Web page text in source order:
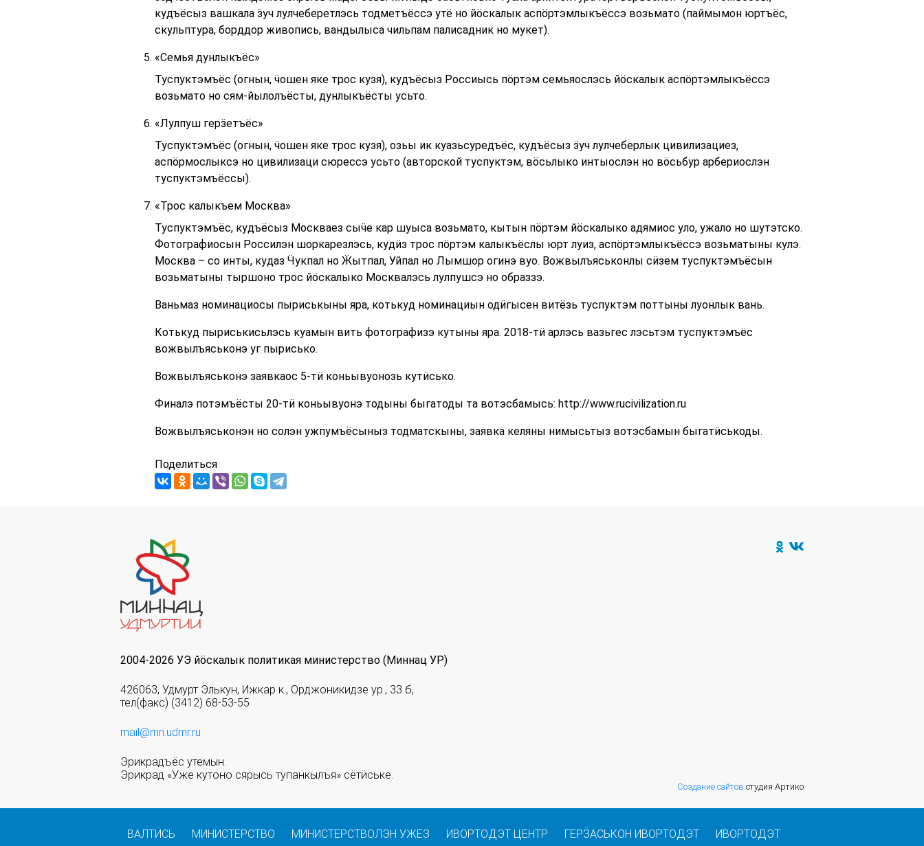
кудъёсыз вашкала ӟуч лулчеберетлэсь тодметъёссэ утё но йӧскалык аспӧртэмлыкъёссэ возьмато (паймымон юртъёс,
скульптура, борддор живопись, вандылыса чильпам палисадник но мукет).
«Семья дунлыкъёс»
Туспуктэмъёс (огнын, ӵошен яке трос кузя), кудъёсыз Россиысь пӧртэм семьяослэсь йӧскалык аспӧртэмлыкъёссэ
возьмато но сям-йылолъёсты, дунлыкъёсты усьто.
«Лулпуш герӟетъёс»
Туспуктэмъёс (огнын, ӵошен яке трос кузя), озьы ик куазьсуредъёс, кудъёсыз ӟуч лулчеберлык цивилизациез,
аспӧрмослыксэ но цивилизаци сюрессэ усьто (авторской туспуктэм, вӧсьлыко интыослэн но вӧсьбур арбериослэн
туспуктэмъёссы).
«Трос калыкъем Москва»
Туспуктэмъёс, кудъёсыз Москваез сыӵе кар шуыса возьмато, кытын пӧртэм йӧскалыко адямиос уло, ужало но шутэтско.
Фотографиосын Россилэн шоркарезлэсь, кудӥз трос пӧртэм калыкъёслы юрт луиз, аспӧртэмлыкъёссэ возьматыны кулэ.
Москва – со инты, кудаз Ӵукпал но Ӝытпал, Уйпал но Лымшор огинэ вуо. Вожвылъяськонлы сӥзем туспуктэмъёсын
возьматыны тыршоно трос йӧскалыко Москвалэсь лулпушсэ но образзэ.
Ваньмаз номинациосы пыриськыны яра, котькуд номинациын одӥгысен витёзь туспуктэм поттыны луонлык вань.
Котькуд пыриськисьлэсь куамын вить фотографизэ кутыны яра. 2018-тӥ арлэсь вазьгес лэсьтэм туспуктэмъёс
вожвылъяськонэ уг пырисько.
Вожвылъяськонэ заявкаос 5-тӥ коньывуонозь кутӥсько.
Финалэ потэмъёсты 20-тӥ коньывуонэ тодыны быгатоды та вотэсбамысь: http://www.rucivilization.ru
Вожвылъяськонэн но солэн ужпумъёсыныз тодматскыны, заявка келяны нимысьтыз вотэсбамын быгатӥськоды.
Поделиться
2004-2026 УЭ йöскалык политикая министерство (Миннац УР)
426063, Удмурт Элькун, Ижкар к., Орджоникидзе ур., 33 б,
тел(факс) (3412) 68-53-55
mail@mn.udmr.ru
Эрикрадъёс утемын.
Эрикрад «Уже кутоно сярысь тупанкылъя» сётӥське.
Создание сайтов студия Артико
ВАЛТӤСЬ МИНИСТЕРСТВО МИНИСТЕРСТВОЛЭН УЖЕЗ ИВОРТОДЭТ ЦЕНТР ГЕРӞАСЬКОН ИВОРТОДЭТ ИВОРТОДЭТ